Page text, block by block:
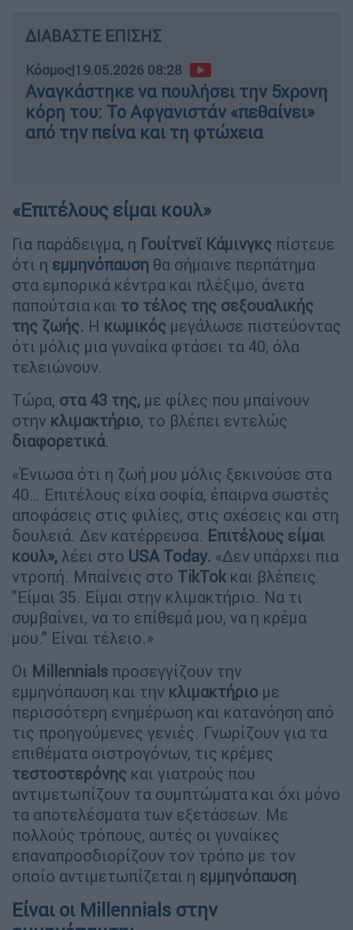
ΔΙΑΒΑΣΤΕ ΕΠΙΣΗΣ
Κόσμος|19.05.2026 08:28
Αναγκάστηκε να πουλήσει την 5χρονη
κόρη του: Το Αφγανιστάν «πεθαίνει»
από την πείνα και τη φτώχεια
«Επιτέλους είμαι κουλ»
Για παράδειγμα, η Γουίτνεϊ Κάμινγκς πίστευε
ότι η εμμηνόπαυση θα σήμαινε περπάτημα
στα εμπορικά κέντρα και πλέξιμο, άνετα
παπούτσια και το τέλος της σεξουαλικής
της ζωής. Η κωμικός μεγάλωσε πιστεύοντας
ότι μόλις μια γυναίκα φτάσει τα 40, όλα
τελειώνουν.
Τώρα, στα 43 της, με φίλες που μπαίνουν
στην κλιμακτήριο, το βλέπει εντελώς
διαφορετικά.
«Ένιωσα ότι η ζωή μου μόλις ξεκινούσε στα
40… Επιτέλους είχα σοφία, έπαιρνα σωστές
αποφάσεις στις φιλίες, στις σχέσεις και στη
δουλειά. Δεν κατέρρευσα. Επιτέλους είμαι
κουλ», λέει στο USA Today. «Δεν υπάρχει πια
ντροπή. Μπαίνεις στο TikTok και βλέπεις
''Είμαι 35. Είμαι στην κλιμακτήριο. Να τι
συμβαίνει, να το επίθεμά μου, να η κρέμα
μου.” Είναι τέλειο.»
Οι Millennials προσεγγίζουν την
εμμηνόπαυση και την κλιμακτήριο με
περισσότερη ενημέρωση και κατανόηση από
τις προηγούμενες γενιές. Γνωρίζουν για τα
επιθέματα οιστρογόνων, τις κρέμες
τεστοστερόνης και γιατρούς που
αντιμετωπίζουν τα συμπτώματα και όχι μόνο
τα αποτελέσματα των εξετάσεων. Με
πολλούς τρόπους, αυτές οι γυναίκες
επαναπροσδιορίζουν τον τρόπο με τον
οποίο αντιμετωπίζεται η εμμηνόπαυση.
Είναι οι Millennials στην